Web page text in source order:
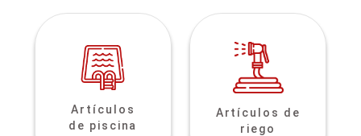
Artículos
de piscina
Artículos de
riego